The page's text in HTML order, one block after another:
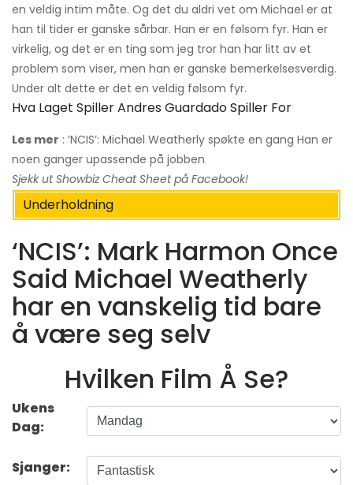
en veldig intim måte. Og det du aldri vet om Michael er at
han til tider er ganske sårbar. Han er en følsom fyr. Han er
virkelig, og det er en ting som jeg tror han har litt av et
problem som viser, men han er ganske bemerkelsesverdig.
Under alt dette er det en veldig følsom fyr.
Hva Laget Spiller Andres Guardado Spiller For
Les mer : ‘NCIS’: Michael Weatherly spøkte en gang Han er
noen ganger upassende på jobben
Sjekk ut Showbiz Cheat Sheet på Facebook!
Underholdning
‘NCIS’: Mark Harmon Once
Said Michael Weatherly
har en vanskelig tid bare
å være seg selv
Hvilken Film Å Se?
Ukens
Dag:
Sjanger: